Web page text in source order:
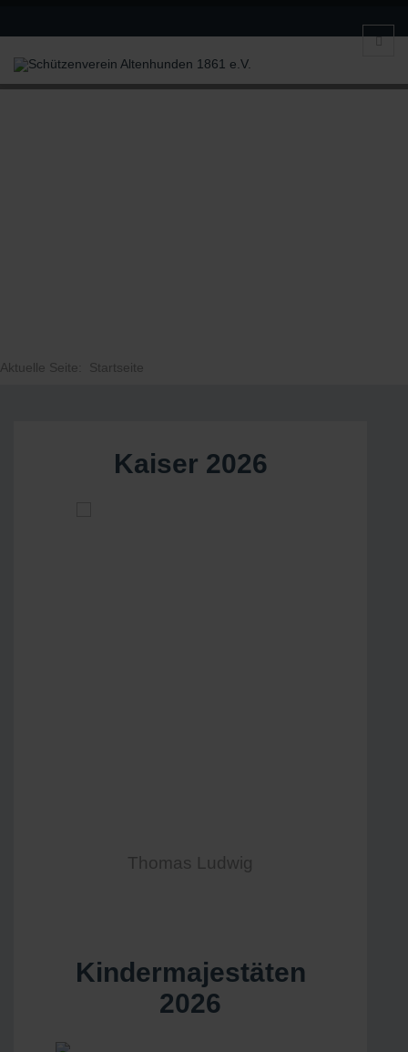
Aktuelle Seite: Startseite
Kaiser 2026
Thomas Ludwig
Kindermajestäten
2026